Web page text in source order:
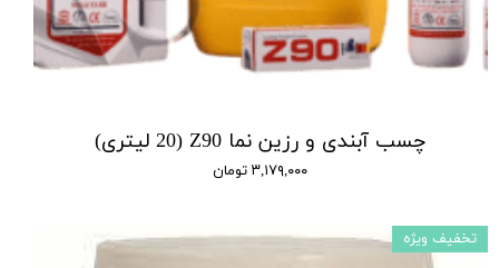
چسب آبندی و رزین نما Z90 (20 لیتری)
۳,۱۷۹,۰۰۰ تومان
تخفیف ویژه